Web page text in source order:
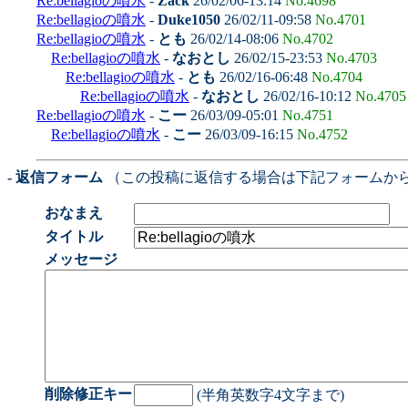
Re:bellagioの噴水 - Duke1050 26/02/11-09:58 No.4701
Re:bellagioの噴水 - とも 26/02/14-08:06 No.4702
Re:bellagioの噴水 - なおとし 26/02/15-23:53 No.4703
Re:bellagioの噴水 - とも 26/02/16-06:48 No.4704
Re:bellagioの噴水 - なおとし 26/02/16-10:12 No.4705
Re:bellagioの噴水 - こー 26/03/09-05:01 No.4751
Re:bellagioの噴水 - こー 26/03/09-16:15 No.4752
- 返信フォーム （この投稿に返信する場合は下記フォームか
おなまえ
タイトル
メッセージ
削除修正キー (半角英数字4文字まで)